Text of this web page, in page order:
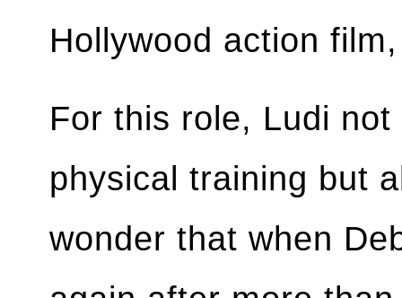
Hollywood action
For this role, Ludi
physical training but
wonder that when